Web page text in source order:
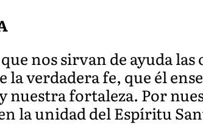
nos sirvan de ayuda
la verdadera fe, que él
nuestra fortaleza. Por
la unidad del Espíritu